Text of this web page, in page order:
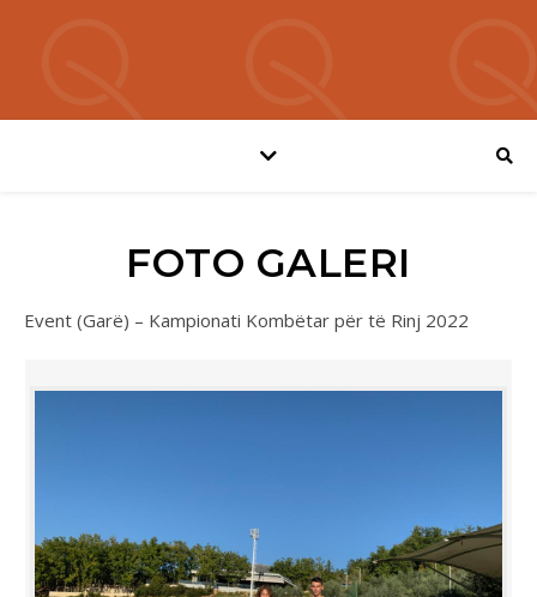
FOTO GALERI
Event (Garë) – Kampionati Kombëtar për të Rinj 2022